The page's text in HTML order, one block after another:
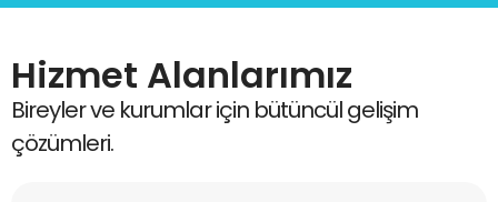
Hizmet Alanlarımız
Bireyler ve kurumlar için bütüncül gelişim
çözümleri.